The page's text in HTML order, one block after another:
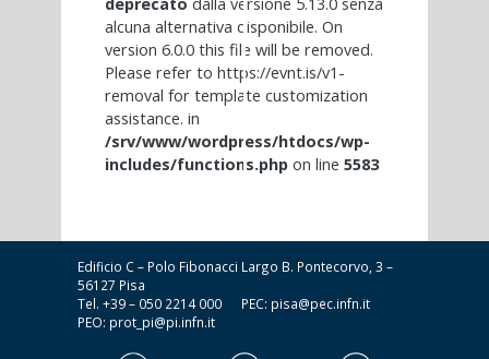
alcuna alternativa disponibile. On
version 6.0.0 this file will be removed.
Please refer to https://evnt.is/v1-
removal for template customization
assistance. in
/srv/www/wordpress/htdocs/wp-
includes/functions.php on line 5583
Edificio C – Polo Fibonacci Largo B. Pontecorvo, 3 –
56127 Pisa
Tel. +39 – 050 2214 000 PEC: pisa@pec.infn.it
PEO: prot_pi@pi.infn.it